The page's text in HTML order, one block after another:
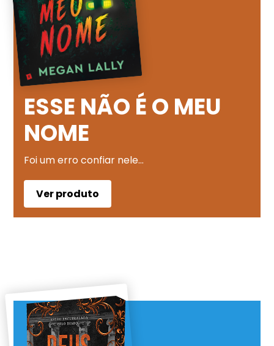
ESSE NÃO É O MEU
NOME
Foi um erro confiar nele…
Ver produto